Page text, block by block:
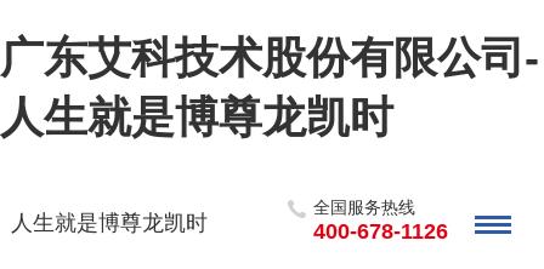
广东艾科技术股份有限公司-
人生就是博尊龙凯时
人生就是博尊龙凯时
全国服务热线
400-678-1126